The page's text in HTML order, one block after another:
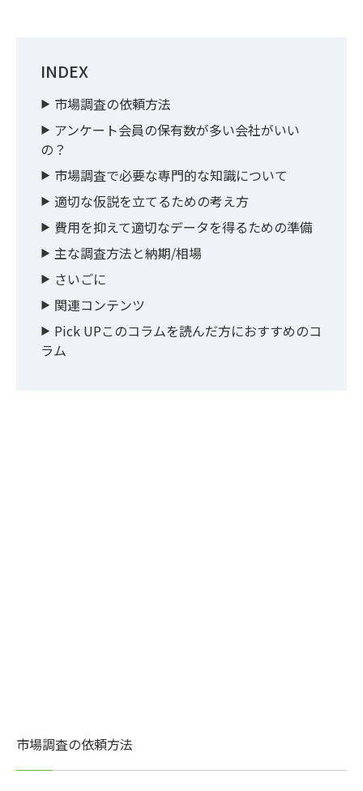
INDEX
市場調査の依頼方法
アンケート会員の保有数が多い会社がいい
の？
市場調査で必要な専門的な知識について
適切な仮説を立てるための考え方
費用を抑えて適切なデータを得るための準備
主な調査方法と納期/相場
さいごに
関連コンテンツ
Pick UPこのコラムを読んだ方におすすめのコ
ラム
市場調査の依頼方法